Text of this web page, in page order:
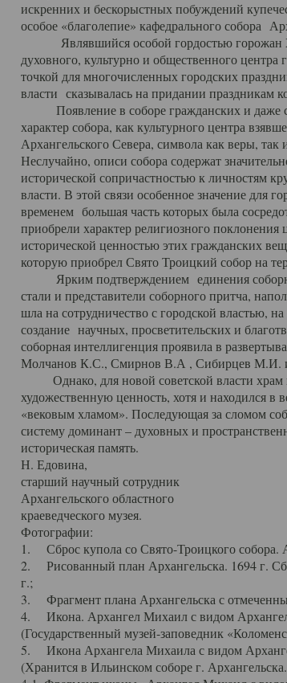
искренних и бескорыстных побуждений
особое «благолепие» кафедрального собора
Являвшийся особой гордостью горожан
духовного, культурно и общественного
точкой для многочисленных городских
власти сказывалась на придании праздникам
Появление в соборе гражданских и даже
характер собора, как культурного центра
Архангельского Севера, символа как веры, так
Неслучайно, описи собора содержат
исторической сопричастностью к личностям
власти. В этой связи особенное значение для
временем большая часть которых была
приобрели характер религиозного
исторической ценностью этих гражданских
которую приобрел Свято Троицкий собор на
Ярким подтверждением единения
стали и представители соборного притча,
шла на сотрудничество с городской властью,
создание научных, просветительских и
соборная интеллигенция проявила в
Молчанов К.С., Смирнов В.А , Сибирцев М.И.
Однако, для новой советской власти храм
художественную ценность, хотя и находился
«вековым хламом». Последующая за сломом
систему доминант – духовных и
историческая память.
Н. Едовина,
старший научный сотрудник
Архангельского областного
краеведческого музея.
Фотографии:
1. Сброс купола со Свято-Троицкого собора.
2. Рисованный план Архангельска. 1694 г.
г.;
3. Фрагмент плана Архангельска с
4. Икона. Архангел Михаил с видом
(Государственный музей-заповедник
5. Икона Архангела Михаила с видом
(Хранится в Ильинском соборе г.